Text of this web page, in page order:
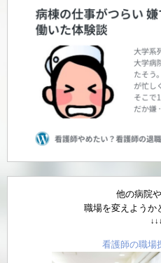
他の病院
職場を変えようか
↓↓↓
看護師の職場